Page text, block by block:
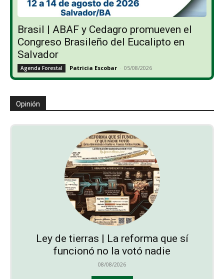
Brasil | ABAF y Cedagro promueven el
Congreso Brasileño del Eucalipto en
Salvador
Agenda Forestal Patricia Escobar - 05/08/2026
Opinión
Ley de tierras | La reforma que sí
funcionó no la votó nadie
08/08/2026